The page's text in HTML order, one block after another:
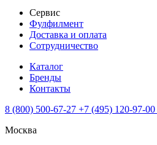
Сервис
Фулфилмент
Доставка и оплата
Сотрудничество
Каталог
Бренды
Контакты
8 (800) 500-67-27 +7 (495) 120-97-00
Москва